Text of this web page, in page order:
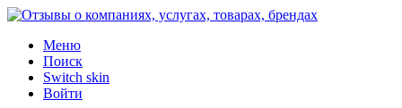
Меню
Поиск
Switch skin
Войти